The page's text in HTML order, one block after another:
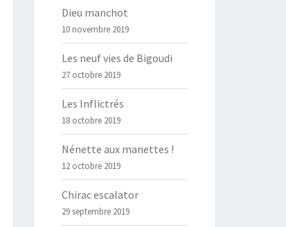
Dieu manchot
10 novembre 2019
Les neuf vies de Bigoudi
27 octobre 2019
Les Inflictrés
18 octobre 2019
Nénette aux manettes !
12 octobre 2019
Chirac escalator
29 septembre 2019